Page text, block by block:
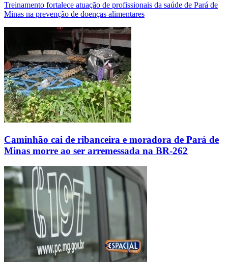
Treinamento fortalece atuação de profissionais da saúde de Pará de
Minas na prevenção de doenças alimentares
Caminhão cai de ribanceira e moradora de Pará de
Minas morre ao ser arremessada na BR-262